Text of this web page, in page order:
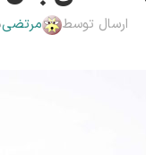
ارسال توسط مرتضی